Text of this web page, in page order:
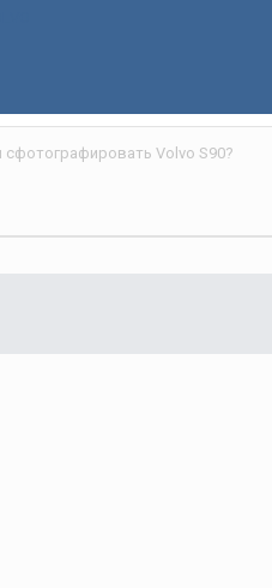
сфотографировать Volvo S90?